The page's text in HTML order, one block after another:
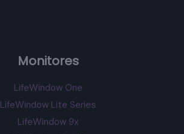
Monitores
LifeWindow One
LifeWindow Lite Series
LifeWindow 9x